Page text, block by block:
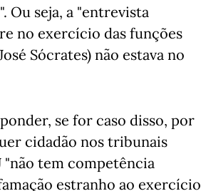
Ou seja, a "entrevista
no exercício das funções
Sócrates) não estava no
se for caso disso, por
cidadão nos tribunais
"não tem competência
estranho ao exercício